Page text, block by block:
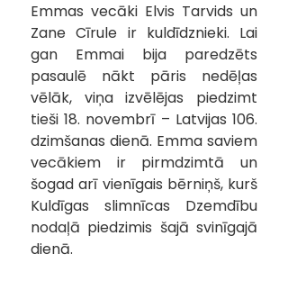
Emmas vecāki Elvis Tarvids un
Zane Cīrule ir kuldīdznieki. Lai
gan Emmai bija paredzēts
pasaulē nākt pāris nedēļas
vēlāk, viņa izvēlējas piedzimt
tieši 18. novembrī – Latvijas 106.
dzimšanas dienā. Emma saviem
vecākiem ir pirmdzimtā un
šogad arī vienīgais bērniņš, kurš
Kuldīgas slimnīcas Dzemdību
nodaļā piedzimis šajā svinīgajā
dienā.